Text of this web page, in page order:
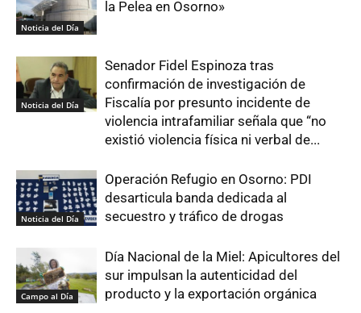
Noticia del Día
la Pelea en Osorno»
Noticia del Día
Senador Fidel Espinoza tras
confirmación de investigación de
Fiscalía por presunto incidente de
violencia intrafamiliar señala que “no
existió violencia física ni verbal de...
Noticia del Día
Operación Refugio en Osorno: PDI
desarticula banda dedicada al
secuestro y tráfico de drogas
Campo al Día
Día Nacional de la Miel: Apicultores del
sur impulsan la autenticidad del
producto y la exportación orgánica